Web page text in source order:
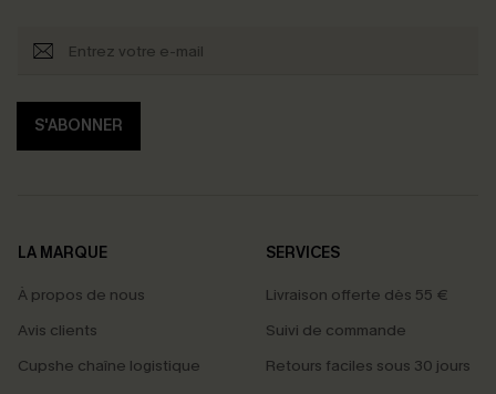
S'ABONNER
LA MARQUE
À propos de nous
Avis clients
Cupshe chaîne logistique
SERVICES
Livraison offerte dès 55 €
Suivi de commande
Retours faciles sous 30 jours